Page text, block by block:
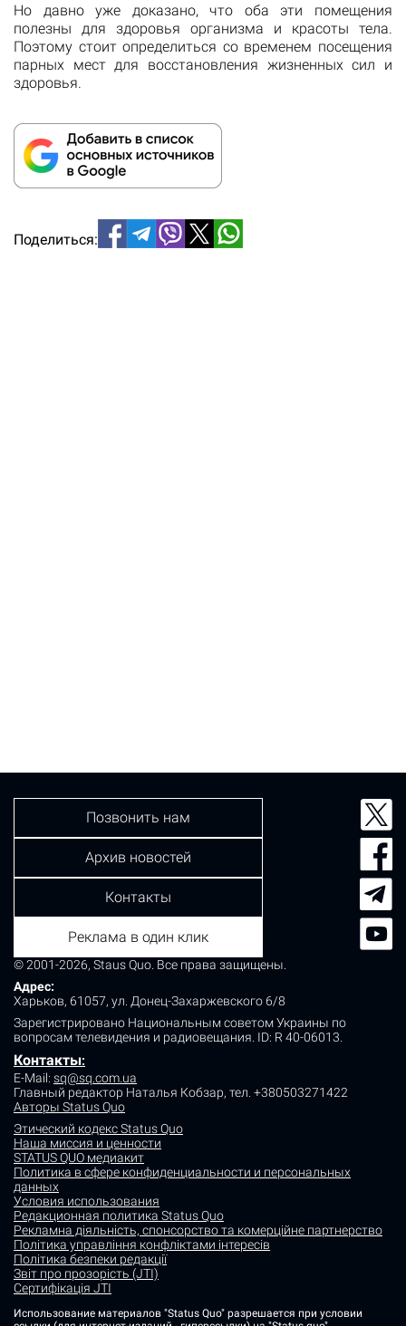
Но давно уже доказано, что оба эти помещения
полезны для здоровья организма и красоты тела.
Поэтому стоит определиться со временем посещения
парных мест для восстановления жизненных сил и
здоровья.
Поделиться:
© 2001-2026, Staus Quo. Все права защищены.
Адрес:
Харьков, 61057, ул. Донец-Захаржевского 6/8
Зарегистрировано Национальным советом Украины по
вопросам телевидения и радиовещания. ID: R 40-06013.
Контакты:
E-Mail: sq@sq.com.ua
Главный редактор Наталья Кобзар, тел. +380503271422
Авторы Status Quo
Этический кодекс Status Quo
Наша миссия и ценности
STATUS QUO медиакит
Политика в сфере конфиденциальности и персональных
данных
Условия использования
Редакционная политика Status Quo
Рекламна діяльність, спонсорство та комерційне партнерство
Політика управління конфліктами інтересів
Політика безпеки редакції
Звіт про прозорість (JTI)
Сертифікація JTI
Позвонить нам
Архив новостей
Контакты
Реклама в один клик
Использование материалов "Status Quo" разрешается при условии